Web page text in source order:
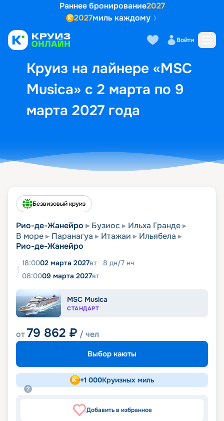
Раннее бронирование2027
2027миль каждому
Войти
Круиз на лайнере «MSC
Musica» с 2 марта по 9
марта 2027 года
Выбор кают Маршрут и
Безвизовый круиз
Рио-де-Жанейро Бузиос
Ильха Гранде
В море
Паранагуа Итажаи
Ильябела
Рио-де-Жанейро
18:0002 марта 2027вт 8 дн/7 нч
08:0009 марта 2027вт
MSC Musica
СТАНДАРТ
от79 862 ₽ / чел
Выбор каюты
+1 000Круизных миль
Добавить в избранное